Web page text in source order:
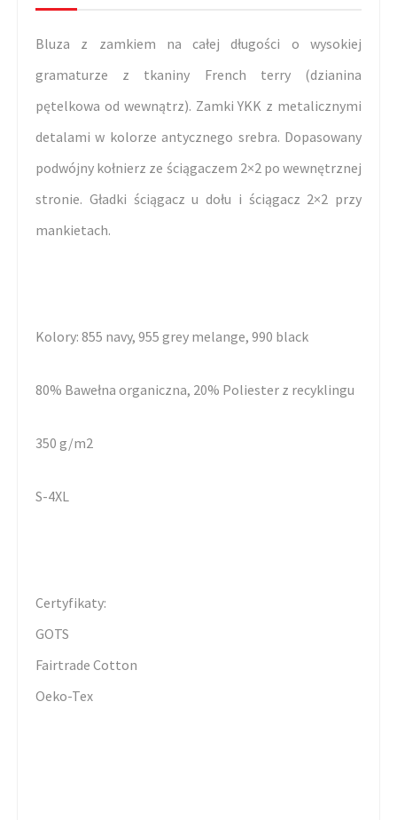
Bluza z zamkiem na całej długości o wysokiej
gramaturze z tkaniny French terry (dzianina
pętelkowa od wewnątrz). Zamki YKK z metalicznymi
detalami w kolorze antycznego srebra. Dopasowany
podwójny kołnierz ze ściągaczem 2×2 po wewnętrznej
stronie. Gładki ściągacz u dołu i ściągacz 2×2 przy
mankietach.
Kolory: 855 navy, 955 grey melange, 990 black
80% Bawełna organiczna, 20% Poliester z recyklingu
350 g/m2
S-4XL
Certyfikaty:
GOTS
Fairtrade Cotton
Oeko-Tex